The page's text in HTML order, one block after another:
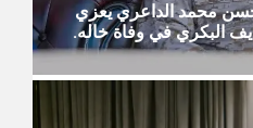
محمد الداعري يعزي
البكري في وفاة خاله.